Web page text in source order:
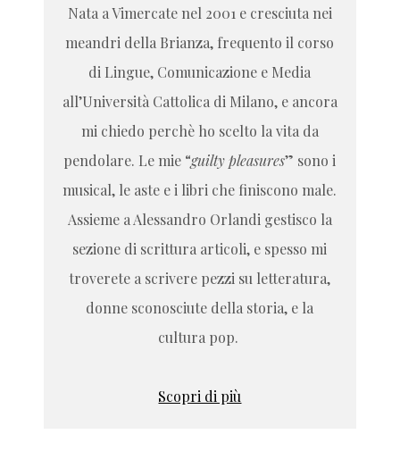
Nata a Vimercate nel 2001 e cresciuta nei
meandri della Brianza, frequento il corso
di Lingue, Comunicazione e Media
all’Università Cattolica di Milano, e ancora
mi chiedo perchè ho scelto la vita da
pendolare. Le mie “guilty pleasures” sono i
musical, le aste e i libri che finiscono male.
Assieme a Alessandro Orlandi gestisco la
sezione di scrittura articoli, e spesso mi
troverete a scrivere pezzi su letteratura,
donne sconosciute della storia, e la
cultura pop.
Scopri di più